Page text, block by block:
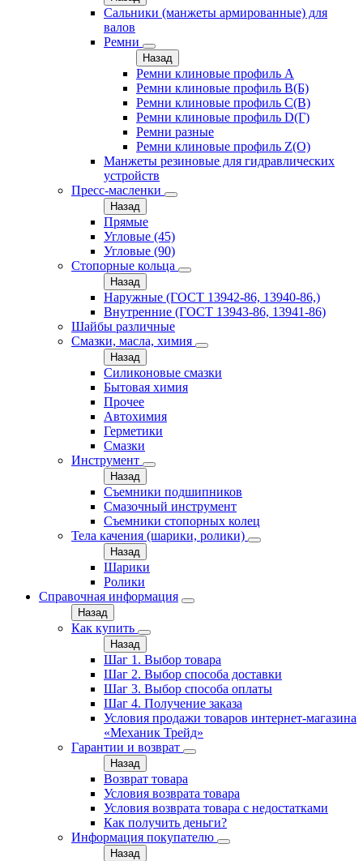
Сальники (манжеты армированные) для
валов
Ремни
Назад
Ремни клиновые профиль A
Ремни клиновые профиль B(Б)
Ремни клиновые профиль C(В)
Ремни клиновые профиль D(Г)
Ремни разные
Ремни клиновые профиль Z(О)
Манжеты резиновые для гидравлических
устройств
Пресс-масленки
Назад
Прямые
Угловые (45)
Угловые (90)
Стопорные кольца
Назад
Наружные (ГОСТ 13942-86, 13940-86,)
Внутренние (ГОСТ 13943-86, 13941-86)
Шайбы различные
Смазки, масла, химия
Назад
Силиконовые смазки
Бытовая химия
Прочее
Автохимия
Герметики
Смазки
Инструмент
Назад
Съемники подшипников
Смазочный инструмент
Съемники стопорных колец
Тела качения (шарики, ролики)
Назад
Шарики
Ролики
Справочная информация
Назад
Как купить
Назад
Шаг 1. Выбор товара
Шаг 2. Выбор способа доставки
Шаг 3. Выбор способа оплаты
Шаг 4. Получение заказа
Условия продажи товаров интернет-магазина
«Механик Трейд»
Гарантии и возврат
Назад
Возврат товара
Условия возврата товара
Условия возврата товара с недостатками
Как получить деньги?
Информация покупателю
Назад